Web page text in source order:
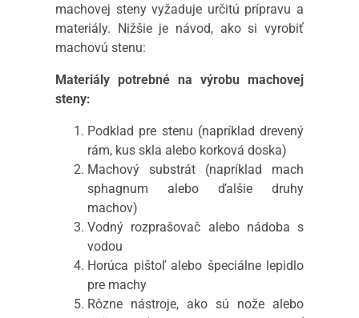
machovej steny vyžaduje určitú prípravu a
materiály. Nižšie je návod, ako si vyrobiť
machovú stenu:
Materiály potrebné na výrobu machovej
steny:
Podklad pre stenu (napríklad drevený
rám, kus skla alebo korková doska)
Machový substrát (napríklad mach
sphagnum alebo ďalšie druhy
machov)
Vodný rozprašovač alebo nádoba s
vodou
Horúca pištoľ alebo špeciálne lepidlo
pre machy
Rôzne nástroje, ako sú nože alebo